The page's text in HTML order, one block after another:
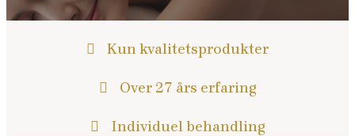
Kun kvalitetsprodukter
Over 27 års erfaring
Individuel behandling